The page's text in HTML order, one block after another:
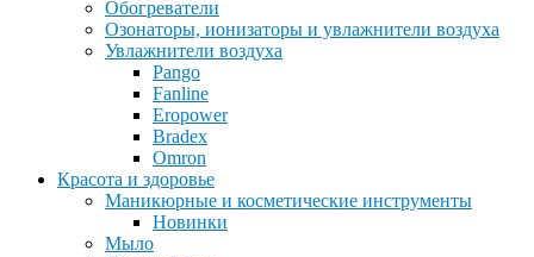
Обогреватели
Озонаторы, ионизаторы и увлажнители воздуха
Увлажнители воздуха
Pango
Fanline
Eropower
Bradex
Omron
Красота и здоровье
Маникюрные и косметические инструменты
Новинки
Мыло